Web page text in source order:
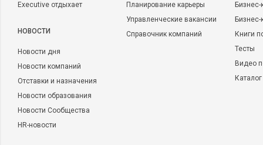
Executive отдыхает
НОВОСТИ
Новости дня
Новости компаний
Отставки и назначения
Новости образования
Новости Сообщества
HR-новости
Планирование карьеры
Управленческие вакансии
Справочник компаний
Бизнес-
Книги
Тесты
Видео